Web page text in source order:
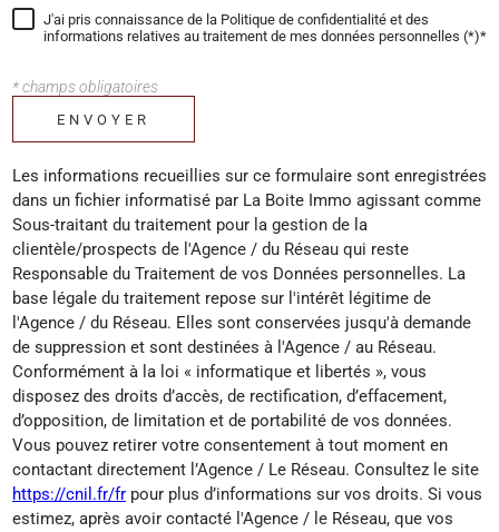
J'ai pris connaissance de la Politique de confidentialité et des
informations relatives au traitement de mes données personnelles (*)*
* champs obligatoires
ENVOYER
Les informations recueillies sur ce formulaire sont enregistrées
dans un fichier informatisé par La Boite Immo agissant comme
Sous-traitant du traitement pour la gestion de la
clientèle/prospects de l'Agence / du Réseau qui reste
Responsable du Traitement de vos Données personnelles. La
base légale du traitement repose sur l'intérêt légitime de
l'Agence / du Réseau. Elles sont conservées jusqu'à demande
de suppression et sont destinées à l'Agence / au Réseau.
Conformément à la loi « informatique et libertés », vous
disposez des droits d’accès, de rectification, d’effacement,
d’opposition, de limitation et de portabilité de vos données.
Vous pouvez retirer votre consentement à tout moment en
contactant directement l’Agence / Le Réseau. Consultez le site
https://cnil.fr/fr pour plus d’informations sur vos droits. Si vous
estimez, après avoir contacté l'Agence / le Réseau, que vos